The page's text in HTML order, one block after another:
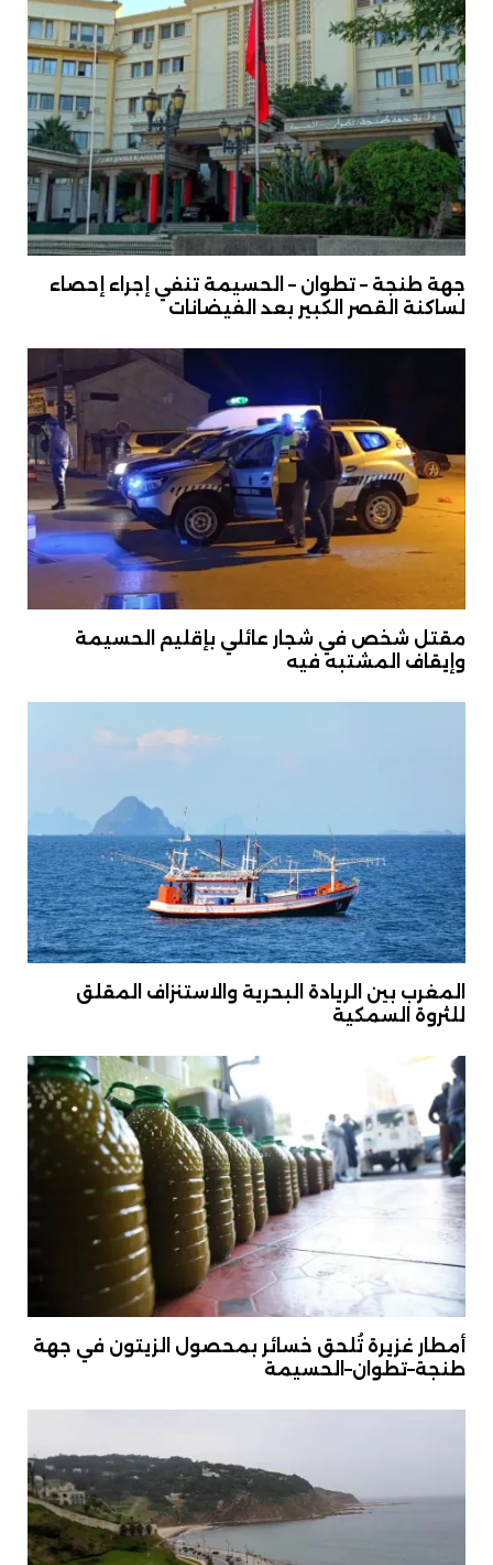
جهة طنجة – تطوان – الحسيمة تنفي إجراء إحصاء
لساكنة القصر الكبير بعد الفيضانات
مقتل شخص في شجار عائلي بإقليم الحسيمة
وإيقاف المشتبه فيه
المغرب بين الريادة البحرية والاستنزاف المقلق
للثروة السمكية
أمطار غزيرة تُلحق خسائر بمحصول الزيتون في جهة
طنجة–تطوان–الحسيمة